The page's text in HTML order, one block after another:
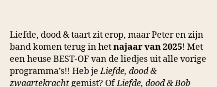
Liefde, dood & taart zit erop, maar Peter en zijn
band komen terug in hetnajaar van 2025! Met
een heuse BEST-OF van de liedjes uit alle vorige
programma’s!! Heb jeLiefde, dood &
zwaartekracht gemist? OfLiefde, dood & Bob